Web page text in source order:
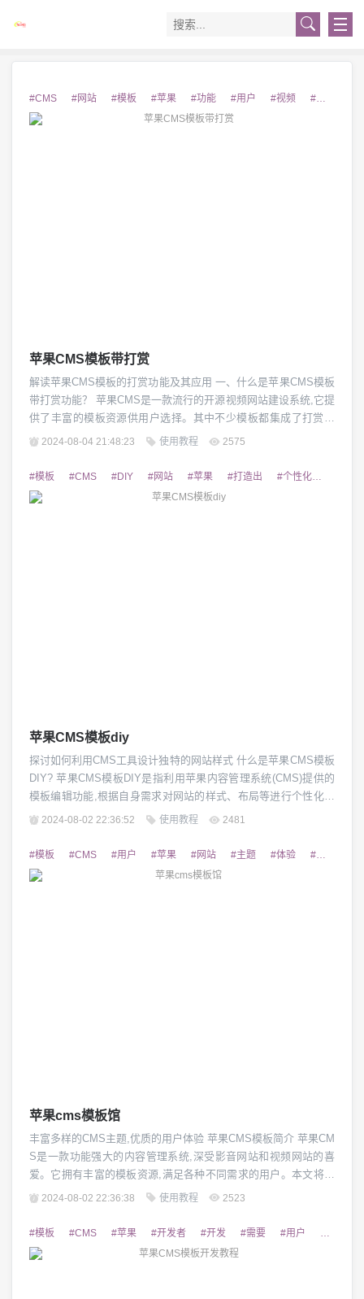
#CMS #网站 #模板 #苹果 #功能 #用户 #视频 #优化
苹果CMS模板带打赏
解读苹果CMS模板的打赏功能及其应用 一、什么是苹果CMS模板
带打赏功能？ 苹果CMS是一款流行的开源视频网站建设系统,它提
供了丰富的模板资源供用户选择。其中不少模板都集成了打赏功
能,允许网站访客对网站内容进行赞赏支持。这种打赏功能可以有
二、苹果CMS模板打赏功能的优势 苹果CMS模板带打赏功能具有
多方面的优势:1)为网站创...
2024-08-04 21:48:23 使用教程 2575
#模板 #CMS #DIY #网站 #苹果 #打造出 #个性化
苹果CMS模板diy
探讨如何利用CMS工具设计独特的网站样式 什么是苹果CMS模板
DIY? 苹果CMS模板DIY是指利用苹果内容管理系统(CMS)提供的
模板编辑功能,根据自身需求对网站的样式、布局等进行个性化定
制的过程。通过对现成模板的二次开发,用户可以打造出与众不同
的可识别性和吸引力。 苹果CMS模板DIY的优势 相比于从零开始
制作网站,苹果...
2024-08-02 22:36:52 使用教程 2481
#模板 #CMS #用户 #苹果 #网站 #主题 #体验 #优质
苹果cms模板馆
丰富多样的CMS主题,优质的用户体验 苹果CMS模板简介 苹果CM
S是一款功能强大的内容管理系统,深受影音网站和视频网站的喜
爱。它拥有丰富的模板资源,满足各种不同需求的用户。本文将为
您介绍苹果CMS模板馆中精选的优质主题,帮助您轻松打造出专
风格出色的主题模板,无论是简约大气的风格,还是个性鲜明的配色,
都能为网站注入全新的...
2024-08-02 22:36:38 使用教程 2523
#模板 #CMS #苹果 #开发者 #开发 #需要 #用户 #网站